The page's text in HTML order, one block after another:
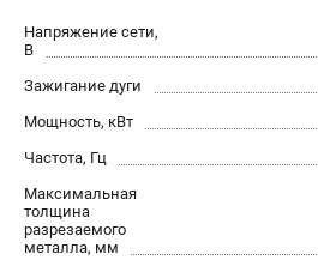
Как выбрать компрессор?
Как правильно выбрать генератор?
Как выбрать сварочный аппарат?
СВАРОЧНЫЕ АППАРАТЫ
Аппараты контактной сварки
Сварочные полуавтоматы MIG/MAG
Сварочные аппараты TIG
Напряжение сети,
В
Зажигание дуги
Мощность, кВт
Частота, Гц
Максимальная
толщина
разрезаемого
металла, мм